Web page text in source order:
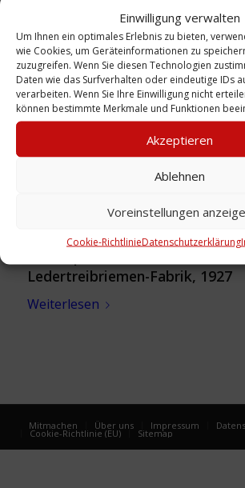
Einwilligung verwalten
Um Ihnen ein optimales Erlebnis zu bieten,
wie Cookies, um Geräteinformationen zu
zuzugreifen. Wenn Sie diesen Technologien
Daten wie das Surfverhalten oder eindeutige IDs
verarbeiten. Wenn Sie Ihre Einwilligung nicht
können bestimmte Merkmale und Funktionen
Akzeptieren
Ablehnen
Voreinstellungen
Cookie-RichtlinieDatenschutzerklärung
Ledertreibriemen-Fabrik, 1927
Weiterlesen
Mitmachen Über uns Impressum
Cookie-Richtlinie (EU) Sitemap